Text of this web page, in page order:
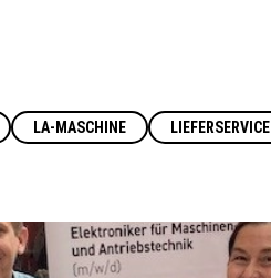
LA-MASCHINE LIEFERSERVICE